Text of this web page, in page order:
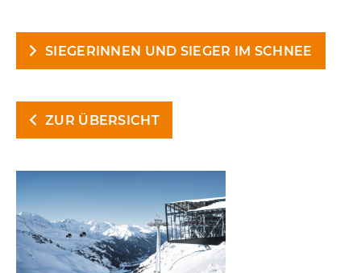
SIEGERINNEN UND SIEGER IM SCHNEE
ZUR ÜBERSICHT